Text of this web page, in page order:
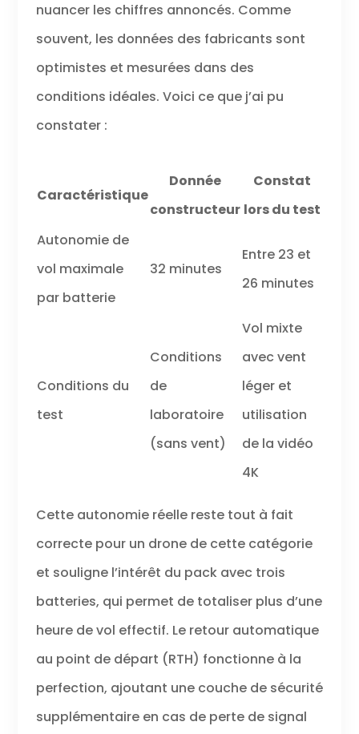
nuancer les chiffres annoncés. Comme
souvent, les données des fabricants sont
optimistes et mesurées dans des
conditions idéales. Voici ce que j’ai pu
constater :
Caractéristique
Donnée
constructeur
Constat
lors du test
Autonomie de
vol maximale
par batterie
32 minutes
Entre 23 et
26 minutes
Conditions du
test
Conditions
de
laboratoire
(sans vent)
Vol mixte
avec vent
léger et
utilisation
de la vidéo
4K
Cette autonomie réelle reste tout à fait
correcte pour un drone de cette catégorie
et souligne l’intérêt du pack avec trois
batteries, qui permet de totaliser plus d’une
heure de vol effectif. Le retour automatique
au point de départ (RTH) fonctionne à la
perfection, ajoutant une couche de sécurité
supplémentaire en cas de perte de signal